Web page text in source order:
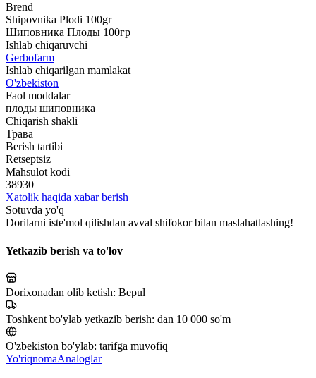
Brend
Shipovnika Plodi 100gr
Шиповника Плоды 100гр
Ishlab chiqaruvchi
Gerbofarm
Ishlab chiqarilgan mamlakat
O'zbekiston
Faol moddalar
плоды шиповника
Chiqarish shakli
Трава
Berish tartibi
Retseptsiz
Mahsulot kodi
38930
Xatolik haqida xabar berish
Sotuvda yo'q
Dorilarni iste'mol qilishdan avval shifokor bilan maslahatlashing!
Yetkazib berish va to'lov
Dorixonadan olib ketish: Bepul
Toshkent bo'ylab yetkazib berish: dan 10 000 so'm
O'zbekiston bo'ylab: tarifga muvofiq
Yo'riqnomaAnaloglar